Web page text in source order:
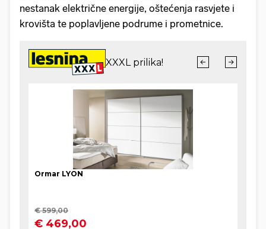
nestanak električne energije, oštećenja rasvjete i
krovišta te poplavljene podrume i prometnice.